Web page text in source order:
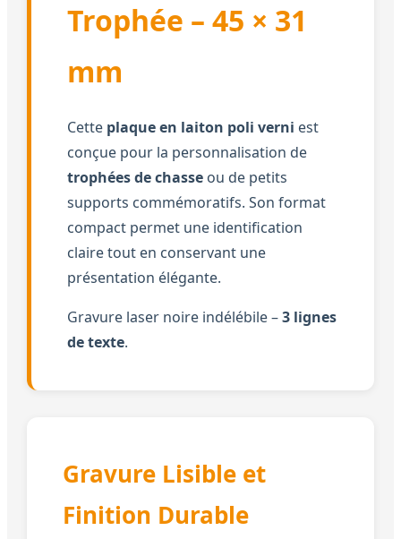
Trophée – 45 × 31
mm
Cette plaque en laiton poli verni est
conçue pour la personnalisation de
trophées de chasseou de petits
supports commémoratifs. Son format
compact permet une identification
claire tout en conservant une
présentation élégante.
Gravure laser noire indélébile –3 lignes
de texte.
Gravure Lisible et
Finition Durable